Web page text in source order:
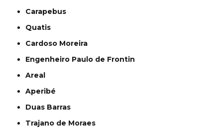
Carapebus
Quatis
Cardoso Moreira
Engenheiro Paulo de Frontin
Areal
Aperibé
Duas Barras
Trajano de Moraes